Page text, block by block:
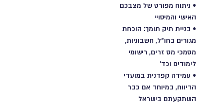
• ניתוח מפורט של מצבכם
האישי והמיסויי
• בניית תיק תומך: הוכחת
מגורים בחו"ל, חשבוניות,
מסמכי מס זרים, רישומי
לימודים וכד'
• עמידה קפדנית במועדי
הדיווח, במיוחד אם כבר
השתקעתם בישראל